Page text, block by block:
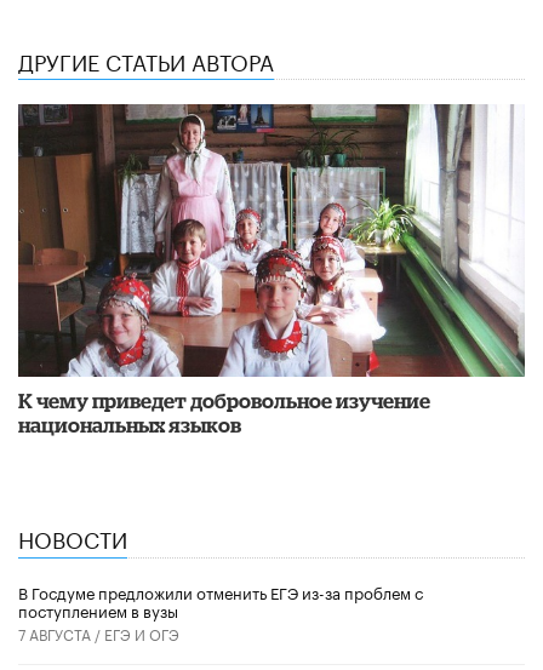
ДРУГИЕ СТАТЬИ АВТОРА
К чему приведет добровольное изучение
национальных языков
НОВОСТИ
В Госдуме предложили отменить ЕГЭ из-за проблем с
поступлением в вузы
7 АВГУСТА / ЕГЭ И ОГЭ